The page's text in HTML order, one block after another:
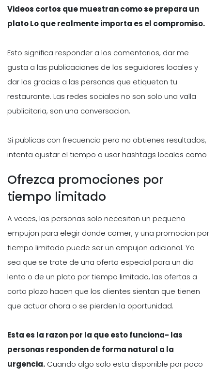
Videos cortos que muestran como se prepara un
plato Lo que realmente importa es el compromiso.
Esto significa responder a los comentarios, dar me
gusta a las publicaciones de los seguidores locales y
dar las gracias a las personas que etiquetan tu
restaurante. Las redes sociales no son solo una valla
publicitaria, son una conversacion.
Si publicas con frecuencia pero no obtienes resultados,
intenta ajustar el tiempo o usar hashtags locales como
Ofrezca promociones por
tiempo limitado
A veces, las personas solo necesitan un pequeno
empujon para elegir donde comer, y una promocion por
tiempo limitado puede ser un empujon adicional. Ya
sea que se trate de una oferta especial para un dia
lento o de un plato por tiempo limitado, las ofertas a
corto plazo hacen que los clientes sientan que tienen
que actuar ahora o se pierden la oportunidad.
Esta es la razon por la que esto funciona- las
personas responden de forma natural a la
urgencia. Cuando algo solo esta disponible por poco